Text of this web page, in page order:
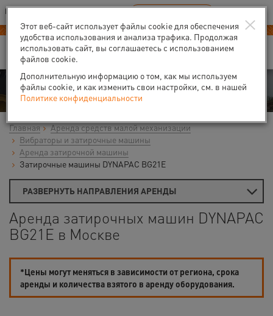
Ваш город:Москва
В Вашем регионе нет наших офисов RU EN
Аренда
Главная
Аренда средств малой механизации
Вибраторы и затирочные машины
Аренда затирочной машины
Затирочные машины DYNAPAC BG21E
РАЗВЕРНУТЬ НАПРАВЛЕНИЯ АРЕНДЫ
Аренда затирочных машин DYNAPAC
BG21E в Москве
*Цены могут меняться в зависимости от региона, срока
аренды и количества взятого в аренду оборудования.
×
Этот веб-сайт использует файлы cookie для обеспечения
удобства использования и анализа трафика. Продолжая
использовать сайт, вы соглашаетесь с использованием
файлов cookie.
Дополнительную информацию о том, как мы используем
файлы cookie, и как изменить свои настройки, см. в нашей
Политике конфиденциальности